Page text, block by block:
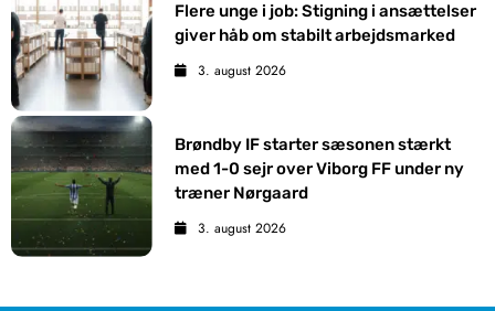
Flere unge i job: Stigning i ansættelser
giver håb om stabilt arbejdsmarked
3. august 2026
Brøndby IF starter sæsonen stærkt
med 1-0 sejr over Viborg FF under ny
træner Nørgaard
3. august 2026